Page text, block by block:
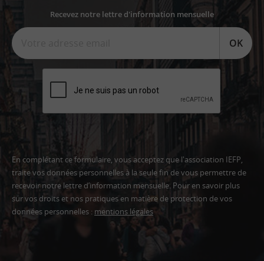
Recevez notre lettre d'information mensuelle
OK
En complétant ce formulaire, vous acceptez que l'association IEFP,
traite vos données personnelles à la seule fin de vous permettre de
recevoir notre lettre d’information mensuelle. Pour en savoir plus
sur vos droits et nos pratiques en matière de protection de vos
données personnelles : mentions légales